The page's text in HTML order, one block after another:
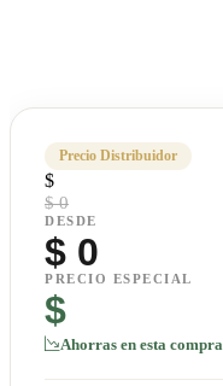
Precio Distribuidor
$
$ 0
DESDE
$ 0
PRECIO ESPECIAL
$
Ahorras en esta compra